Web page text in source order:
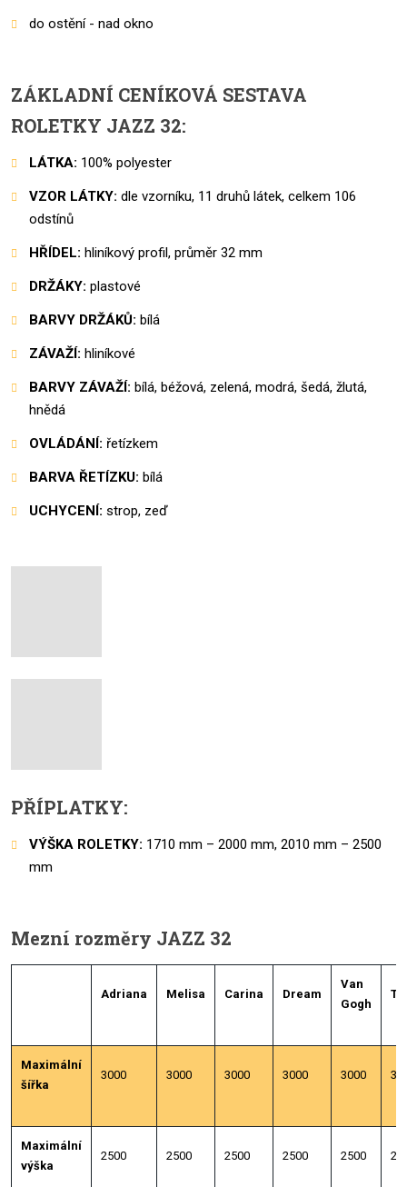
do ostění - nad okno
ZÁKLADNÍ CENÍKOVÁ SESTAVA
ROLETKY JAZZ 32:
LÁTKA: 100% polyester
VZOR LÁTKY: dle vzorníku, 11 druhů látek, celkem 106
odstínů
HŘÍDEL: hliníkový profil, průměr 32 mm
DRŽÁKY: plastové
BARVY DRŽÁKŮ: bílá
ZÁVAŽÍ: hliníkové
BARVY ZÁVAŽÍ: bílá, béžová, zelená, modrá, šedá, žlutá,
hnědá
OVLÁDÁNÍ: řetízkem
BARVA ŘETÍZKU: bílá
UCHYCENÍ: strop, zeď
PŘÍPLATKY:
VÝŠKA ROLETKY: 1710 mm – 2000 mm, 2010 mm – 2500
mm
Mezní rozměry JAZZ 32
Adriana Melisa Carina Dream
Van
Gogh
Maximální
šířka
3000 3000 3000 3000 3000
Maximální
výška
2500 2500 2500 2500 2500